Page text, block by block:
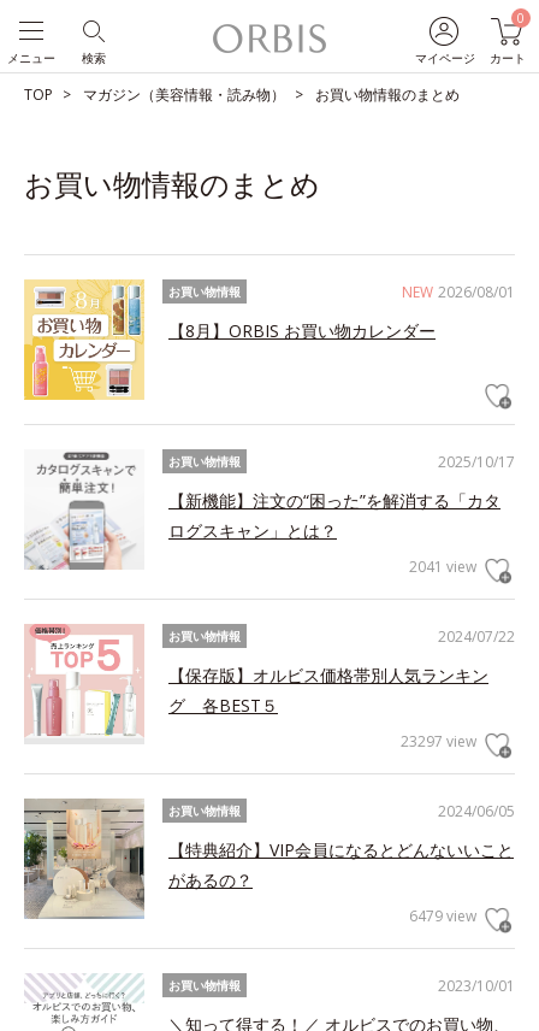
マイページ
0
カート
検索
メニュー
TOP マガジン（美容情報・読み物） お買い物情報のまとめ
お買い物情報のまとめ
NEW 2026/08/01
お買い物情報
【8月】ORBIS お買い物カレンダー
2025/10/17
お買い物情報
【新機能】注文の“困った”を解消する「カタ
ログスキャン」とは？
2041 view
2024/07/22
お買い物情報
【保存版】オルビス価格帯別人気ランキン
グ 各BEST５
23297 view
2024/06/05
お買い物情報
【特典紹介】VIP会員になるとどんないいこと
があるの？
6479 view
2023/10/01
お買い物情報
＼知って得する！／ オルビスでのお買い物、